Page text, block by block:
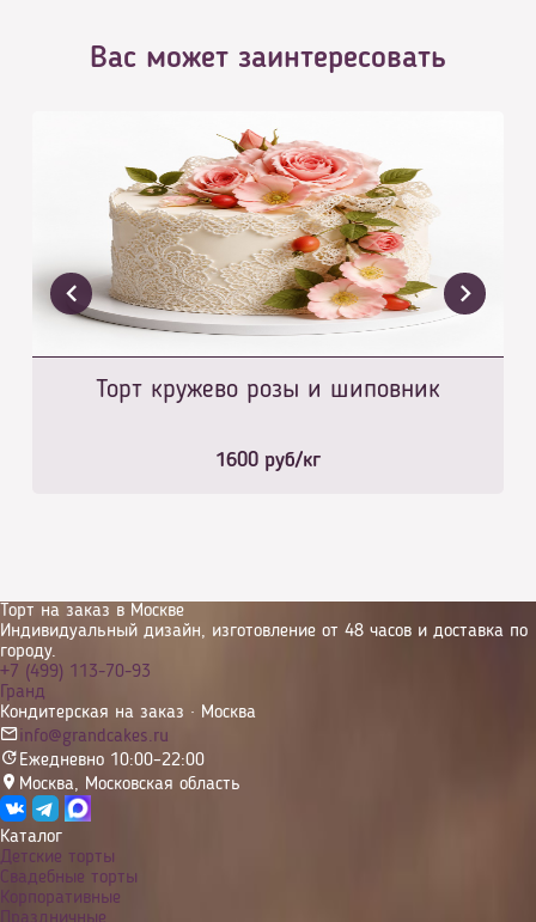
Вас может заинтересовать
Торт кружево розы и шиповник
1600 руб/кг
Торт на заказ в Москве
Индивидуальный дизайн, изготовление от 48 часов и доставка по
городу.
+7 (499) 113-70-93
Гранд
Кондитерская на заказ · Москва
info@grandcakes.ru
Ежедневно 10:00–22:00
Москва, Московская область
Каталог
Детские торты
Свадебные торты
Корпоративные
Праздничные